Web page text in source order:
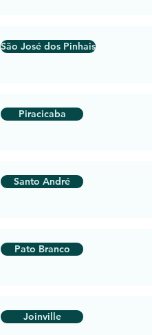
São José dos Pinhais
Piracicaba
Santo André
Pato Branco
Joinville